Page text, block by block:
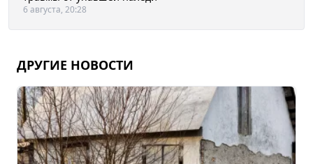
6 августа, 20:28
ДРУГИЕ НОВОСТИ